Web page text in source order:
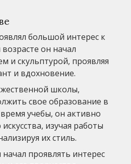
большой интерес к
он начал
и скульптурой, проявляя
и вдохновение.
школы,
свое образование в
учебы, он активно
изучая работы
их стиль.
проявлять интерес